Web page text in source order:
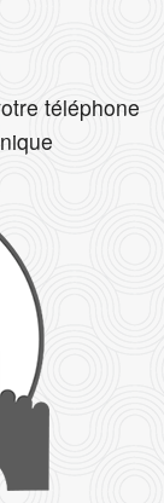
téléphone